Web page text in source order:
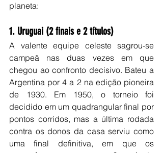
planeta:
1. Uruguai (2 finais e 2 títulos)
A valente equipe celeste sagrou-se
campeã nas duas vezes em que
chegou ao confronto decisivo. Bateu a
Argentina por 4 a 2 na edição pioneira
de 1930. Em 1950, o torneio foi
decidido em um quadrangular final por
pontos corridos, mas a última rodada
contra os donos da casa serviu como
uma final definitiva, em que os